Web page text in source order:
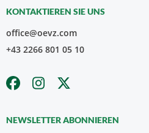
KONTAKTIEREN SIE UNS
office@oevz.com
+43 2266 801 05 10
NEWSLETTER ABONNIEREN